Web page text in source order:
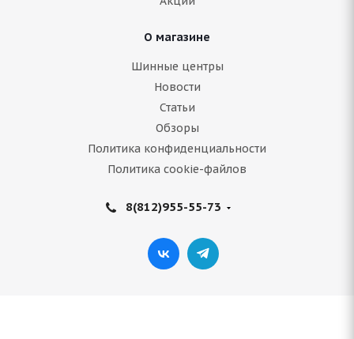
Antares Ingens EV 215/55 R17 98V XL
О магазине
Шинные центры
Новости
Статьи
Обзоры
Политика конфиденциальности
Политика cookie-файлов
8(812)955-55-73